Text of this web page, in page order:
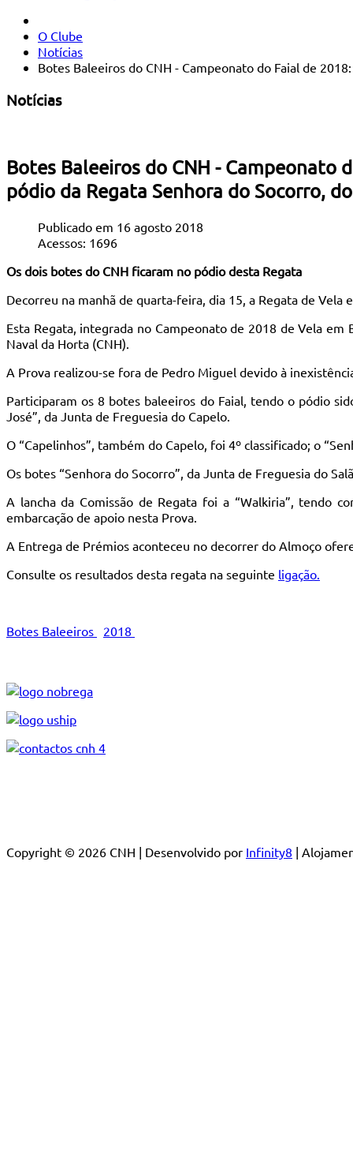
O Clube
Notícias
Botes Baleeiros do CNH - Campeonato do Faial de
Notícias
Botes Baleeiros do CNH - Campeonato
pódio da Regata Senhora do Socorro,
Publicado em 16 agosto 2018
Acessos: 1696
Os dois botes do CNH ficaram no pódio desta Regata
Decorreu na manhã de quarta-feira, dia 15, a Regata de
Esta Regata, integrada no Campeonato de 2018 de Vela
Naval da Horta (CNH).
A Prova realizou-se fora de Pedro Miguel devido à
Participaram os 8 botes baleeiros do Faial, tendo o pódio
José”, da Junta de Freguesia do Capelo.
O “Capelinhos”, também do Capelo, foi 4º classificado; o
Os botes “Senhora do Socorro”, da Junta de Freguesia do
A lancha da Comissão de Regata foi a “Walkiria”, tendo
embarcação de apoio nesta Prova.
A Entrega de Prémios aconteceu no decorrer do Almoço
Consulte os resultados desta regata na seguinte ligação.
Botes Baleeiros 2018
Copyright © 2026 CNH | Desenvolvido por Infinity8 |